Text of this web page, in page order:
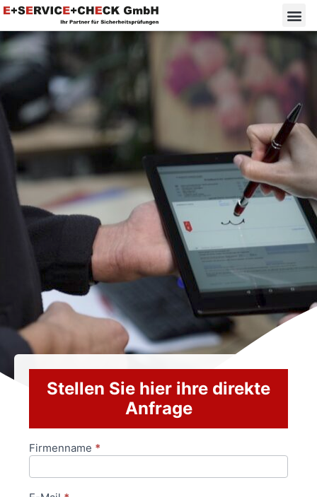
Stellen Sie hier ihre direkte
Anfrage
Anfrageformular
Firmenname *